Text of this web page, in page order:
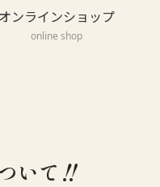
オンラインショップ
online shop
いて‼️